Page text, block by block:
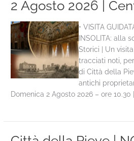
2 Agosto 2026 |
• VISITA
INSOLITA: alla
Storici | Un
tracciati noti,
di Città della
antichi
Domenica 2 Agosto 2026 – ore